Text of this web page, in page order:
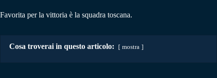
Favorita per la vittoria è la squadra toscana.
Cosa troverai in questo articolo: mostra